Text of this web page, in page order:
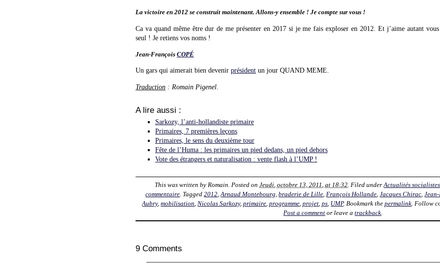
La victoire en 2012 se construit maintenant. Allons-y ensemble ! Je compte sur vous !
Ca va quand même être dur de me présenter en 2017 si je me fais exploser en 2012. Et j’aime autant
seul ! Je retiens vos noms !
Jean-François COPÉ
Un gars qui aimerait bien devenir président un jour QUAND MEME.
Traduction : Romain Pigenel.
A lire aussi :
Sarkozy, l’anti-hollandiste primaire
Primaires, 7 premières leçons
Primaires, le sens du deuxième tour
Fête de l’Huma : les primaires un pied dedans, un pied dehors
Vote des étrangers et naturalisation : vente flash à l’UMP !
This was written by Romain . Posted onJeudi, octobre 13, 2011, at 18:32 . Filed underActualités socialistes
commentaire . Tagged2012 ,Arnaud Montebourg ,braderie de Lille François Hollande ,Jacques Chirac ,
Aubry,mobilisation Nicolas Sarkozy,primaire ,programme ,projet ,ps UMP. Bookmark thepermalink . Follow
Post a comment or leave atrackback
9 Comments